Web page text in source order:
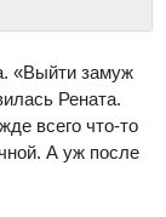
«Выйти замуж
Рената.
всего что-то
А уж после